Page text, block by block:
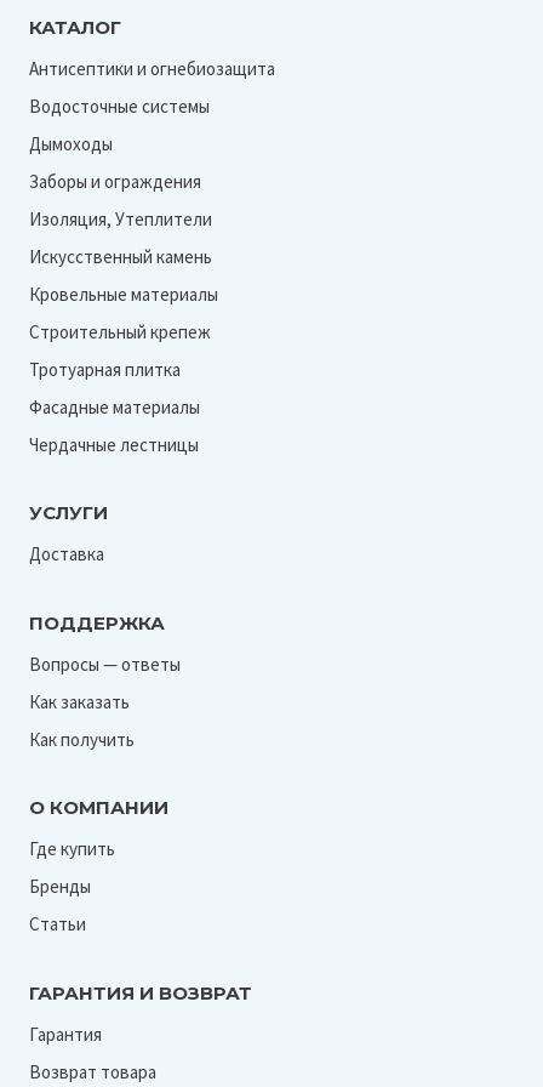
Ral 9005
Ral 9006
RR 32
КАТАЛОГ
Антисептики и огнебиозащита
Водосточные системы
Дымоходы
Заборы и ограждения
Изоляция, Утеплители
Искусственный камень
Кровельные материалы
Строительный крепеж
Тротуарная плитка
Фасадные материалы
Чердачные лестницы
УСЛУГИ
Доставка
ПОДДЕРЖКА
Вопросы — ответы
Как заказать
Как получить
О КОМПАНИИ
Где купить
Бренды
Статьи
ГАРАНТИЯ И ВОЗВРАТ
Гарантия
Возврат товара